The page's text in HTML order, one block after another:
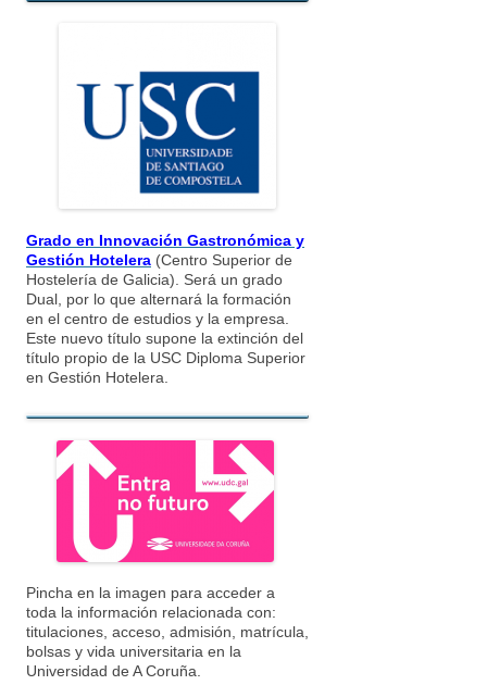
Grado en Innovación Gastronómica y
Gestión Hotelera (Centro Superior de
Hostelería de Galicia). Será un grado
Dual, por lo que alternará la formación
en el centro de estudios y la empresa.
Este nuevo título supone la extinción del
título propio de la USC Diploma Superior
en Gestión Hotelera.
Pincha en la imagen para acceder a
toda la información relacionada con:
titulaciones, acceso, admisión, matrícula,
bolsas y vida universitaria en la
Universidad de A Coruña.